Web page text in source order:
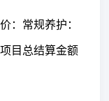
：常规养护：
目总结算金额